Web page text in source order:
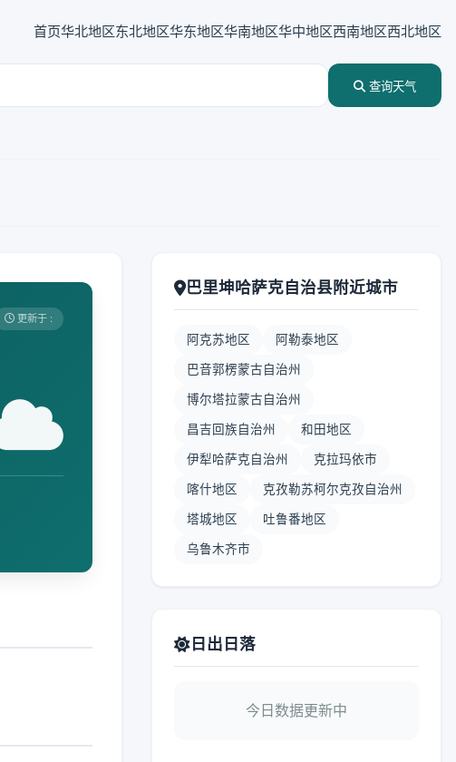
首页华北地区东北地区华东地区华南地区华中地区西南地区西北地区
查询天气
更新于 :
巴里坤哈萨克自治县附近城市
阿克苏地区 阿勒泰地区
巴音郭楞蒙古自治州
博尔塔拉蒙古自治州
昌吉回族自治州 和田地区
伊犁哈萨克自治州 克拉玛依市
喀什地区 克孜勒苏柯尔克孜自治州
塔城地区 吐鲁番地区
乌鲁木齐市
日出日落
今日数据更新中